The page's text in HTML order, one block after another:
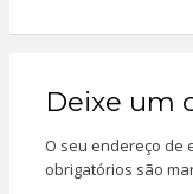
Deixe um
O seu endereço de
obrigatórios são